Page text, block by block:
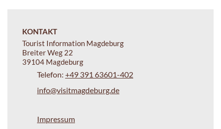
KONTAKT
Tourist Information Magdeburg
Breiter Weg 22
39104 Magdeburg
Telefon: +49 391 63601-402
info@visitmagdeburg.de
Impressum